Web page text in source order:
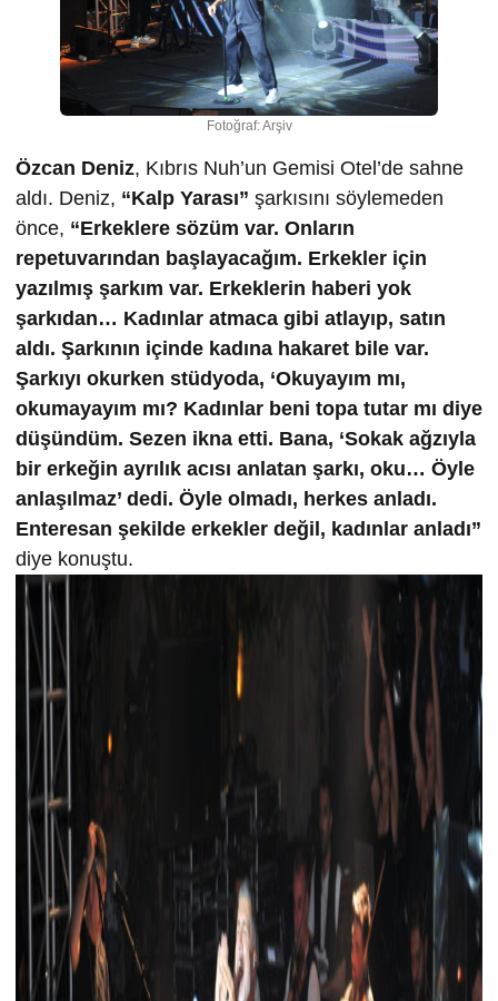
Fotoğraf: Arşiv
Özcan Deniz, Kıbrıs Nuh’un Gemisi Otel’de sahne
aldı. Deniz, “Kalp Yarası” şarkısını söylemeden
önce, “Erkeklere sözüm var. Onların
repetuvarından başlayacağım. Erkekler için
yazılmış şarkım var. Erkeklerin haberi yok
şarkıdan… Kadınlar atmaca gibi atlayıp, satın
aldı. Şarkının içinde kadına hakaret bile var.
Şarkıyı okurken stüdyoda, ‘Okuyayım mı,
okumayayım mı? Kadınlar beni topa tutar mı diye
düşündüm. Sezen ikna etti. Bana, ‘Sokak ağzıyla
bir erkeğin ayrılık acısı anlatan şarkı, oku… Öyle
anlaşılmaz’ dedi. Öyle olmadı, herkes anladı.
Enteresan şekilde erkekler değil, kadınlar anladı”
diye konuştu.